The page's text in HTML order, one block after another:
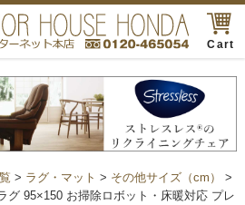
Cart
> ラグ・マット > その他サイズ（cm）
>
グ 95×150 お掃除ロボット・床暖対応 プレ